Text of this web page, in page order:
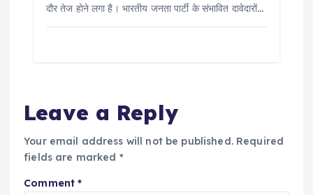
दौर तेज होने लगा है। भारतीय जनता पार्टी के संभावित दावेदारों…
Leave a Reply
Your email address will not be published. Required
fields are marked *
Comment*